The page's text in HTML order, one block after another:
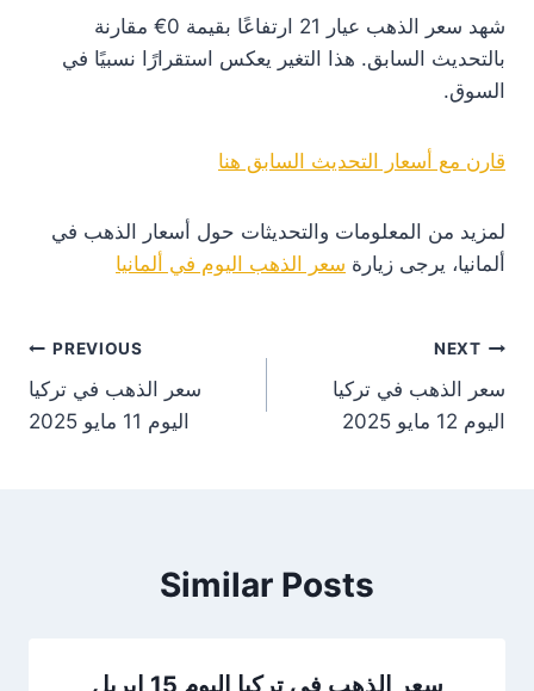
شهد سعر الذهب عيار 21 ارتفاعًا بقيمة 0€ مقارنة
بالتحديث السابق. هذا التغير يعكس استقرارًا نسبيًا في
السوق.
قارن مع أسعار التحديث السابق هنا
لمزيد من المعلومات والتحديثات حول أسعار الذهب في
ألمانيا، يرجى زيارة سعر الذهب اليوم في ألمانيا
PREVIOUS
سعر الذهب في تركيا
اليوم 11 مايو 2025
NEXT
سعر الذهب في تركيا
اليوم 12 مايو 2025
Similar Posts